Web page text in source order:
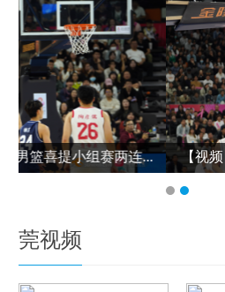
【视频】全运时刻 | 广东男篮
莞视频